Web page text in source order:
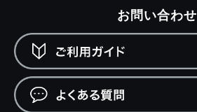
お問い合わせ